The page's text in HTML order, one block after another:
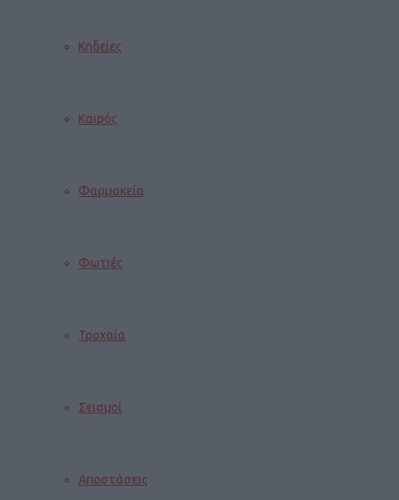
Κηδείες
Καιρός
Φαρμακεία
Φωτιές
Τροχαία
Σεισμοί
Αποστάσεις